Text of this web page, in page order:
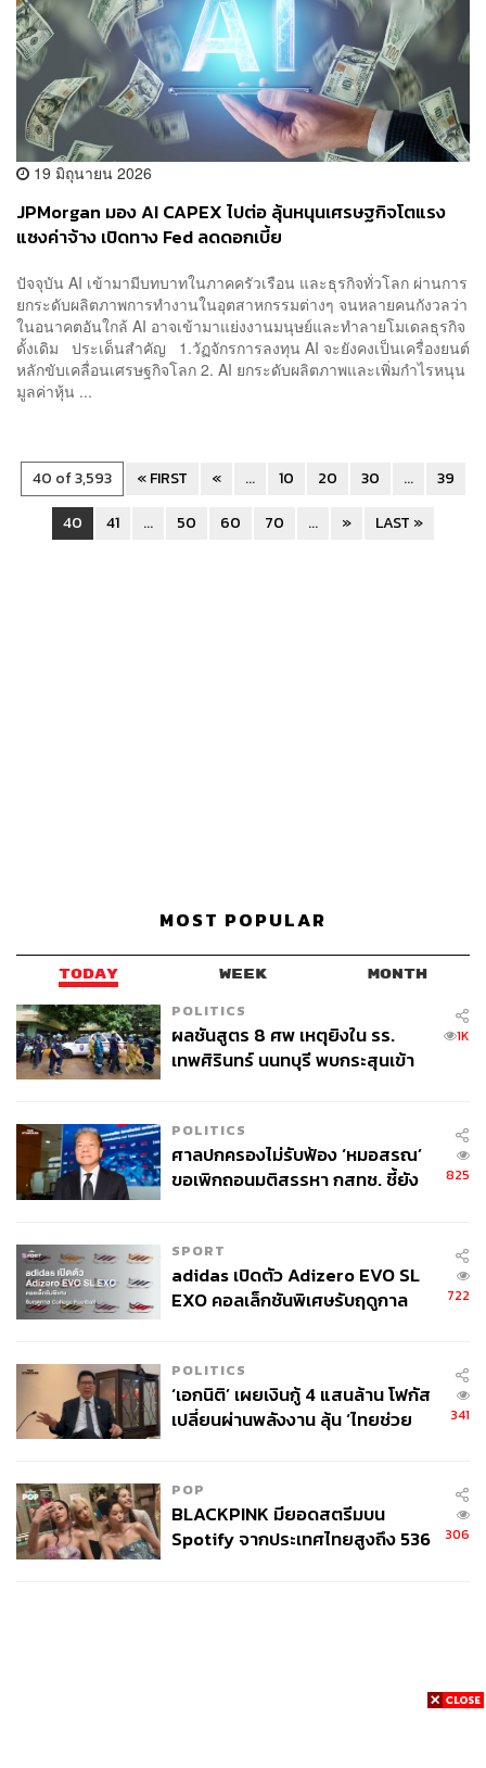
19 มิถุนายน 2026
JPMorgan มอง AI CAPEX ไปต่อ ลุ้นหนุนเศรษฐกิจโตแรง
แซงค่าจ้าง เปิดทาง Fed ลดดอกเบี้ย
ปัจจุบัน AI เข้ามามีบทบาทในภาคครัวเรือน และธุรกิจทั่วโลก ผ่านการ
ยกระดับผลิตภาพการทำงานในอุตสาหกรรมต่างๆ จนหลายคนกังวลว่า
ในอนาคตอันใกล้ AI อาจเข้ามาแย่งงานมนุษย์และทำลายโมเดลธุรกิจ
ดั้งเดิม ประเด็นสำคัญ 1.วัฏจักรการลงทุน AI จะยังคงเป็นเครื่องยนต์
หลักขับเคลื่อนเศรษฐกิจโลก 2. AI ยกระดับผลิตภาพและเพิ่มกำไรหนุน
มูลค่าหุ้น ...
40 of 3,593 « FIRST « ... 10 20 30 ...
39
40
41 ... 50 60 70 ... » LAST »
MOST POPULAR
TODAY WEEK MONTH
POLITICS
ผลชันสูตร 8 ศพ เหตุยิงใน รร.
เทพศิรินทร์ นนทบุรี พบกระสุนเข้า
1K
POLITICS
ศาลปกครองไม่รับฟ้อง ‘หมอสรณ’
ขอเพิกถอนมติสรรหา กสทช. ชี้ยัง
825
SPORT
adidas เปิดตัว Adizero EVO SL
EXO คอลเล็กชันพิเศษรับฤดูกาล
722
POLITICS
‘เอกนิติ’ เผยเงินกู้ 4 แสนล้าน โฟกัส
เปลี่ยนผ่านพลังงาน ลุ้น ‘ไทยช่วย
341
POP
BLACKPINK มียอดสตรีมบน
Spotify จากประเทศไทยสูงถึง 536
306